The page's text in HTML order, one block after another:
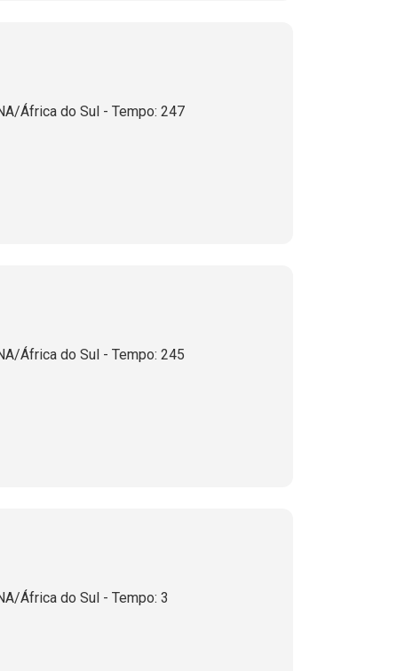
do Sul - Tempo: 247
do Sul - Tempo: 245
África do Sul - Tempo: 3